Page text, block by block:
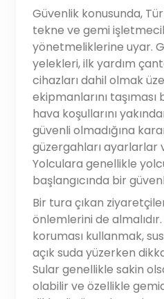
Güvenlik konusunda,
tekne ve gemi
yönetmeliklerine uyar.
yelekleri, ilk yardım
cihazları dahil olmak
ekipmanlarını
hava koşullarını
güvenli olmadığına
güzergahları ayarlarlar
Yolculara genellikle
başlangıcında bir
Bir tura çıkan
önlemlerini de
koruması kullanmak,
açık suda yüzerken
Sular genellikle sakin
olabilir ve özellikle